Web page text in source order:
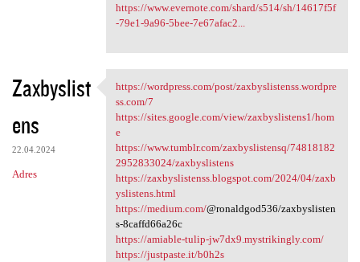
https://www.evernote.com/shard/s514/sh/14617f5f
-79e1-9a96-5bee-7e67afac2...
Zaxbyslist
ens
22.04.2024
Adres
https://wordpress.com/post
https://wordpress.com/post/zaxbyslistenss.wordpre
ss.com/7
https://sites.google.com/view/zaxbyslistens1/hom
e
https://www.tumblr.com/zaxbyslistensq/74818182
2952833024/zaxbyslistens
https://zaxbyslistenss.blogspot.com/2024/04/zaxb
yslistens.html
https://medium.com/@ronaldgod536/zaxbyslisten
s-8caffd66a26c
https://amiable-tulip-jw7dx9.mystrikingly.com/
https://justpaste.it/b0h2s